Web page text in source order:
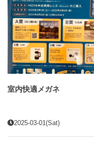
室内快適メガネ
2025-03-01(Sat)